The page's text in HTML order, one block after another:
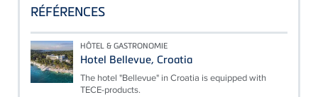
RÉFÉRENCES
HÔTEL & GASTRONOMIE
Hotel Bellevue, Croatia
The hotel "Bellevue" in Croatia is equipped with
TECE-products.